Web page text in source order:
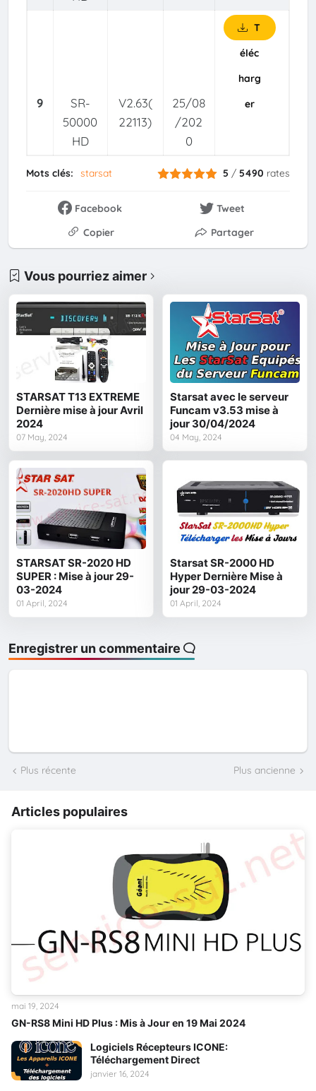
9
SR-
50000
HD
V2.63(
22113)
25/08
/202
0
T
éléc
harg
er
Mots clés: starsat 5 /5490 rates
Facebook
Tweet
Copier
Partager
Vous pourriez aimer
STARSAT T13 EXTREME
Dernière mise à jour Avril
2024
07 May, 2024
Starsat avec le serveur
Funcam v3.53 mise à
jour 30/04/2024
04 May, 2024
STARSAT SR-2020 HD
SUPER : Mise à jour 29-
03-2024
01 April, 2024
Starsat SR-2000 HD
Hyper Dernière Mise à
jour 29-03-2024
01 April, 2024
Enregistrer un commentaire
Plus récente Plus ancienne
Articles populaires
GN-RS8 Mini HD Plus : Mis à Jour en 19 Mai 2024
mai 19, 2024
Logiciels Récepteurs ICONE:
Téléchargement Direct
janvier 16, 2024